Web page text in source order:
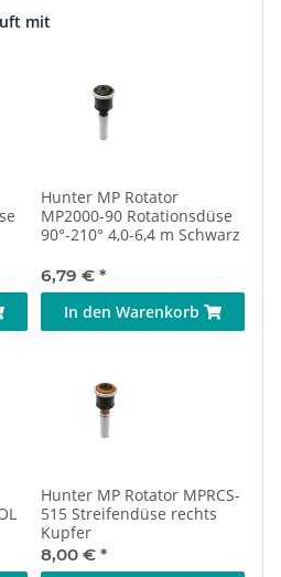
mit
Hunter MP Rotator
MP2000-90 Rotationsdüse
90°-210° 4,0-6,4 m Schwarz
6,79 € *
In den Warenkorb
Hunter MP Rotator MPRCS-
515 Streifendüse rechts
Kupfer
8,00 € *